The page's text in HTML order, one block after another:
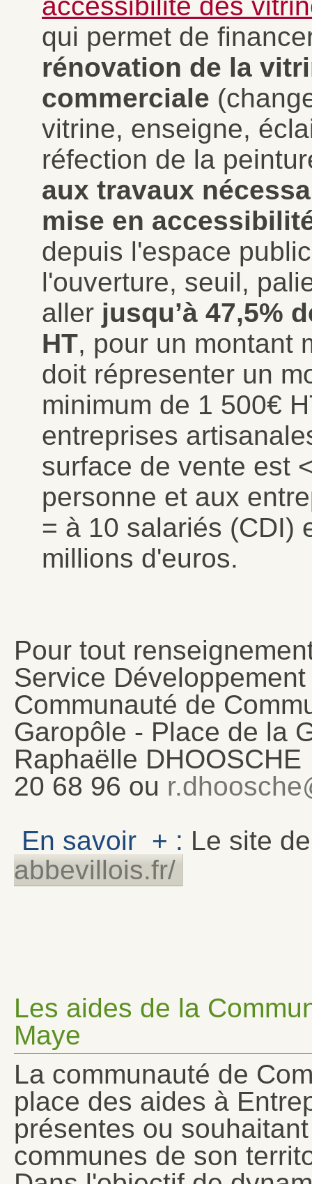
qui permet de
rénovation de la
commerciale
vitrine, enseigne,
réfection de la
aux travaux
mise en
depuis l'espace
l'ouverture, seuil,
aller jusqu’à 47,5%
HT, pour un montant
doit répresenter un
minimum de 1 500€
entreprises
surface de vente est
personne et aux
= à 10 salariés (CDI)
millions d'euros.
Pour tout
Service
Communauté de
Garopôle - Place de la
Raphaëlle
20 68 96 ou
En savoir + : Le site
abbevillois.fr/
Les aides de la
Maye
La communauté de
place des aides à
présentes ou
communes de son